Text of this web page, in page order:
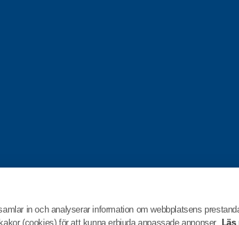
in och analyserar information om webbplatsens
(cookies) för att kunna erbjuda anpassade annonser.